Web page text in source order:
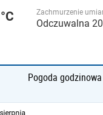
Zachmurzenie
Odczuwalna
Pogoda godzinowa